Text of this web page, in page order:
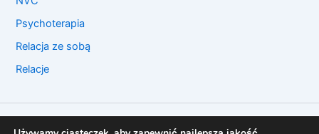
Psychoterapia
Relacja ze sobą
Relacje
© 2026 KaTherapy